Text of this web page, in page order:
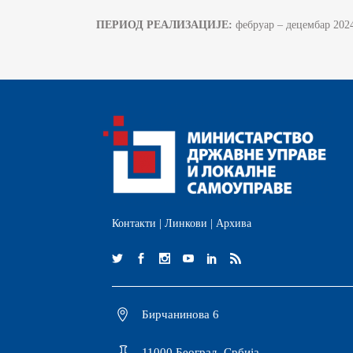
ПЕРИОД РЕАЛИЗАЦИЈЕ: фебруар – децембар
Контакти Линкови Архива
Бирчанинова 6